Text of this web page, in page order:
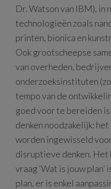
Dr. Watson van IBM), in
technologieën zoals
printen, bionica en
Ook grootscheepse
van overheden,
onderzoeksinstituten
tempo van de
goed voor te bereiden
denken noodzakelijk:
worden ingewisseld
disruptieve denken.
vraag ‘Wat is jouw plan’
plan, er is enkel